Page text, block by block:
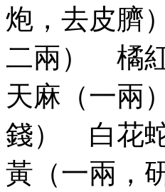
炮，去皮
二兩） 橘
天麻（一
錢） 白花
黃（一兩，